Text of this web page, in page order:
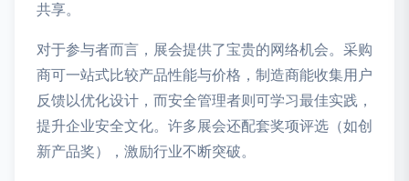
共享。
对于参与者而言，展会提供了宝贵的网络机会。采购
商可一站式比较产品性能与价格，制造商能收集用户
反馈以优化设计，而安全管理者则可学习最佳实践，
提升企业安全文化。许多展会还配套奖项评选（如创
新产品奖），激励行业不断突破。